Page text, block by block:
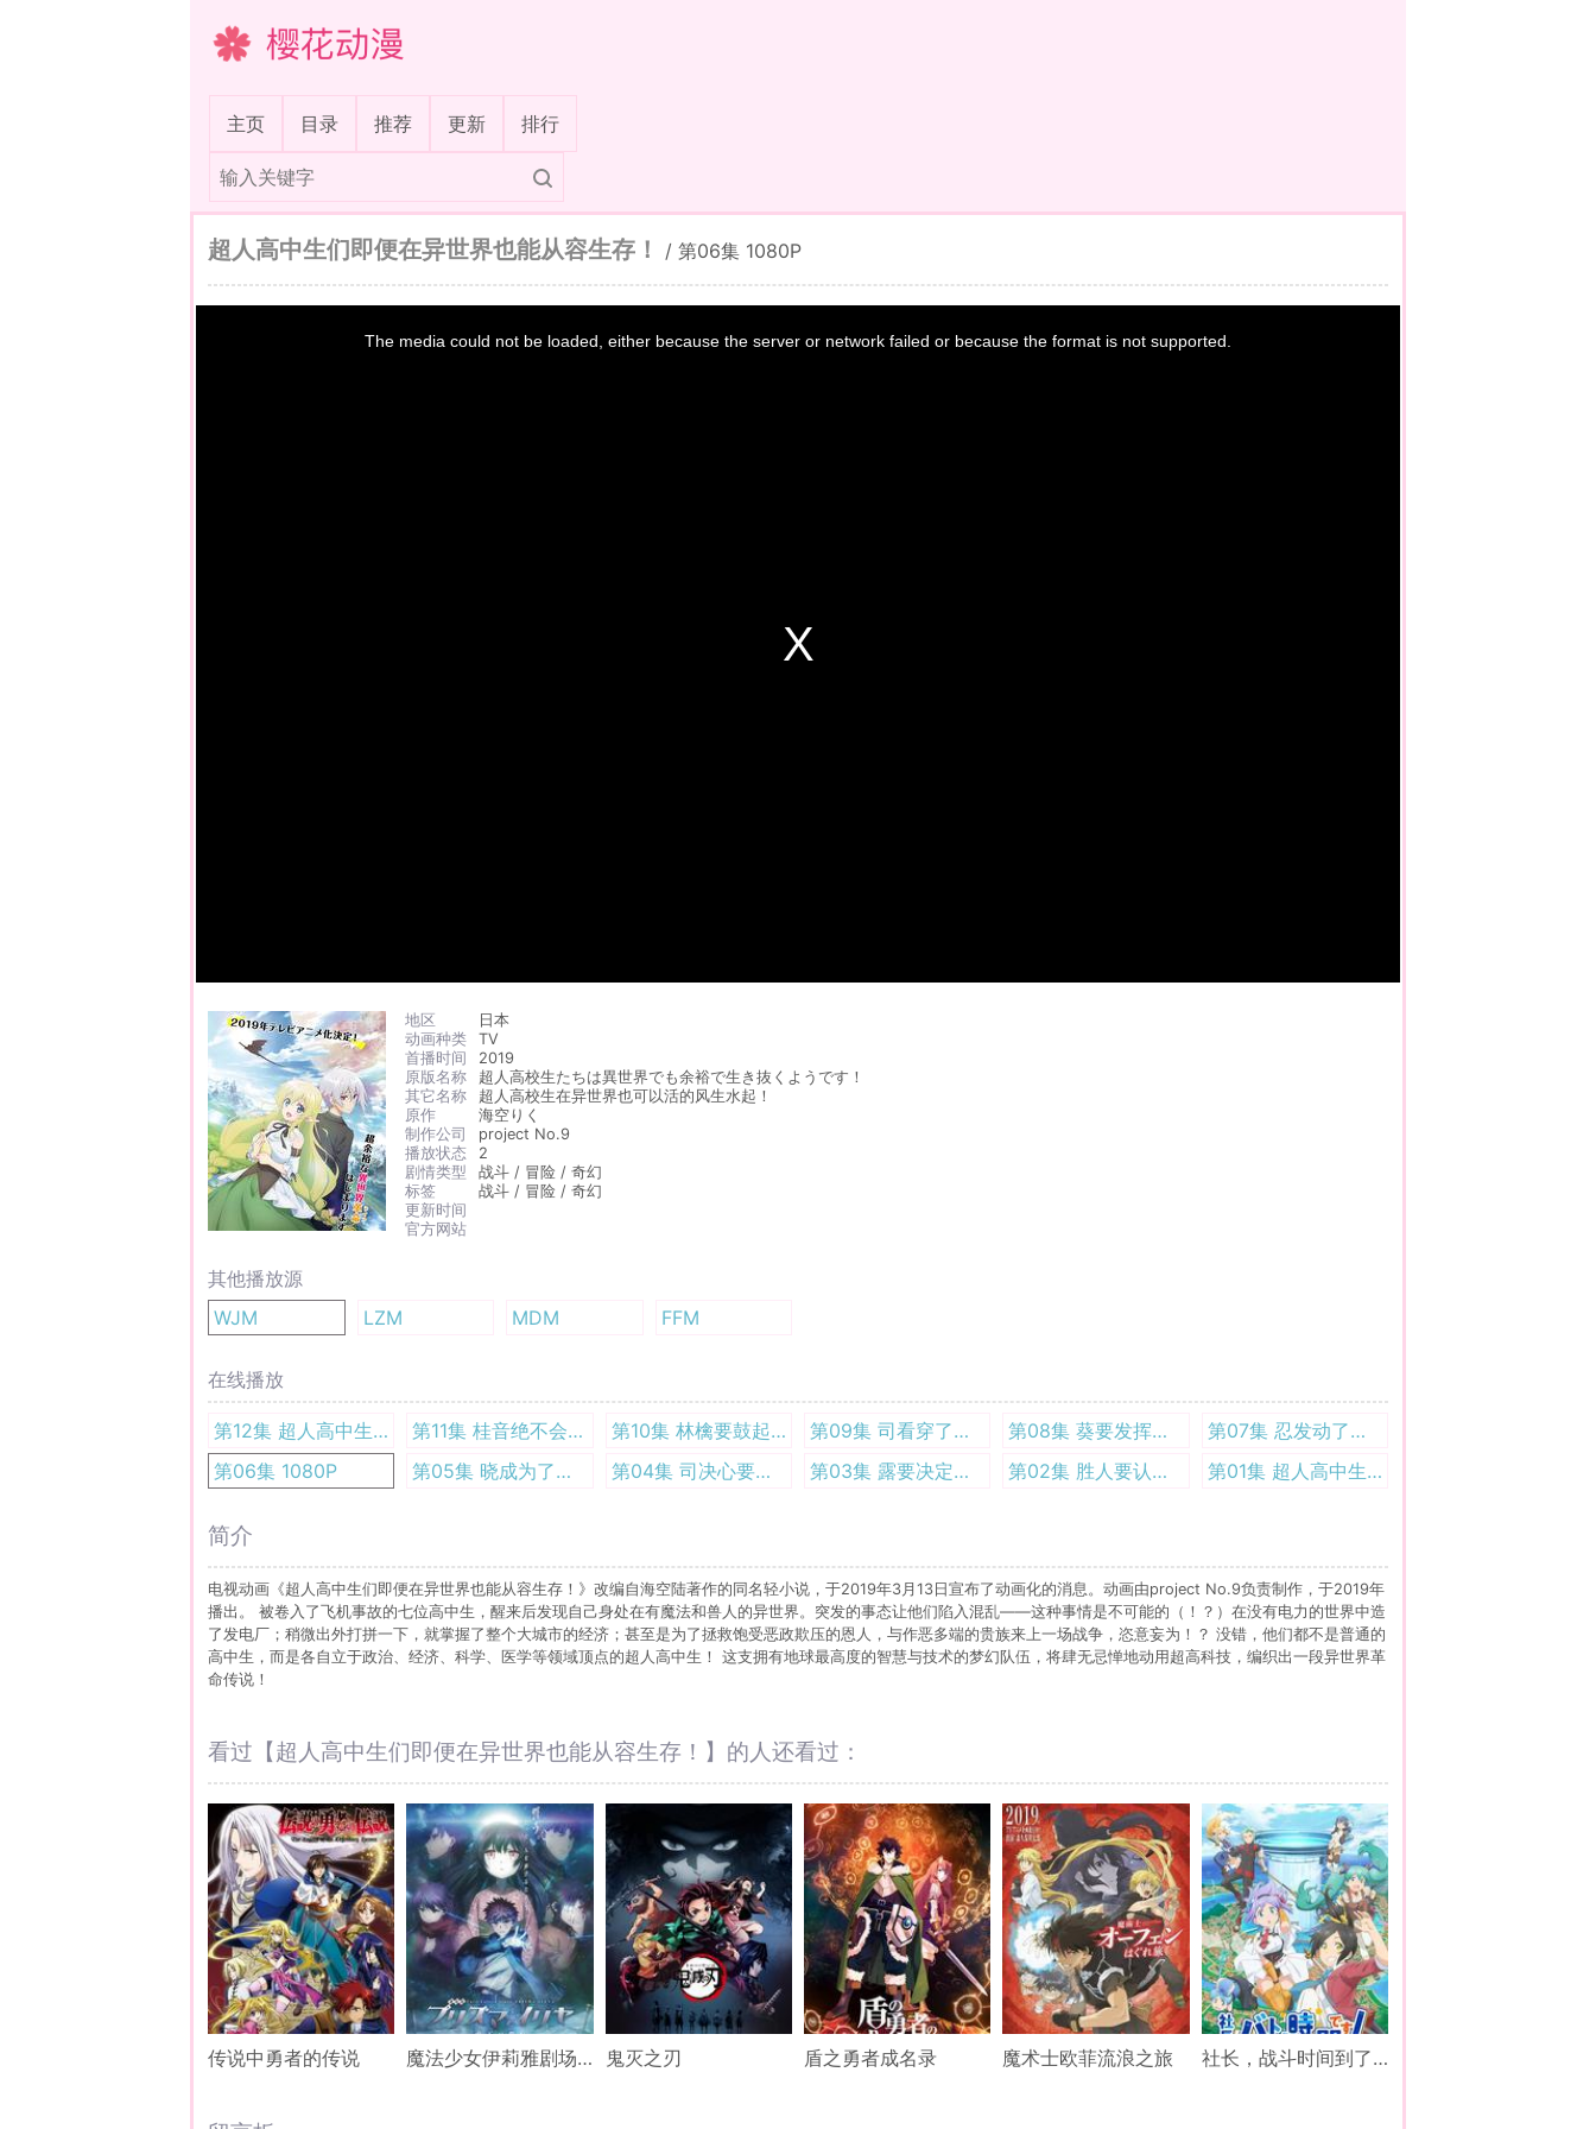
樱花动漫
主页(current)
目录 推荐 更新 排行
超人高中生们即便在异世界也能从容生存！ / 第06集 1080P
地区
日本
动画种类
TV
首播时间
2019
原版名称
超人高校生たちは異世界でも余裕で生き抜くようです！
其它名称
超人高校生在异世界也可以活的风生水起！
原作
海空りく
制作公司
project No.9
播放状态
2
剧情类型
战斗 / 冒险 / 奇幻
标签
战斗 / 冒险 / 奇幻
更新时间
官方网站
其他播放源
WJM
LZM MDM FFM
在线播放
第12集 超人高中生们即便在异世界也能从容生存 1080P 第11集 桂音绝不会原谅坏孩子 1080P 第10集 林檎要鼓起勇气成为猎人 1080P 第09集 司看穿了一切! 1080P 第08集 葵要发挥超越想象的技术! 1080P
第07集 忍发动了忍者的直觉 1080P
第06集 1080P
第05集 晓成为了上帝晓 1080P 第04集 司决心要改变世界 720P 第03集 露要决定自己的价值! 1080P 第02集 胜人要认真赚钱了 1080P 第01集 超人高中生们好像来到了异世界! 1080P
简介
电视动画《超人高中生们即便在异世界也能从容生存！》改编自海空陆著作的同名轻小说，于2019年3月13日宣布了动画化的消息。动画由project No.9负责制作，于2019年
播出。 被卷入了飞机事故的七位高中生，醒来后发现自己身处在有魔法和兽人的异世界。突发的事态让他们陷入混乱——这种事情是不可能的（！？）在没有电力的世界中造
了发电厂；稍微出外打拼一下，就掌握了整个大城市的经济；甚至是为了拯救饱受恶政欺压的恩人，与作恶多端的贵族来上一场战争，恣意妄为！？ 没错，他们都不是普通的
高中生，而是各自立于政治、经济、科学、医学等领域顶点的超人高中生！ 这支拥有地球最高度的智慧与技术的梦幻队伍，将肆无忌惮地动用超高科技，编织出一段异世界革
命传说！
看过【超人高中生们即便在异世界也能从容生存！】的人还看过：
传说中勇者的传说 魔法少女伊莉雅剧场版 雪下的誓言 鬼灭之刃 盾之勇者成名录 魔术士欧菲流浪之旅 社长，战斗时间到了！